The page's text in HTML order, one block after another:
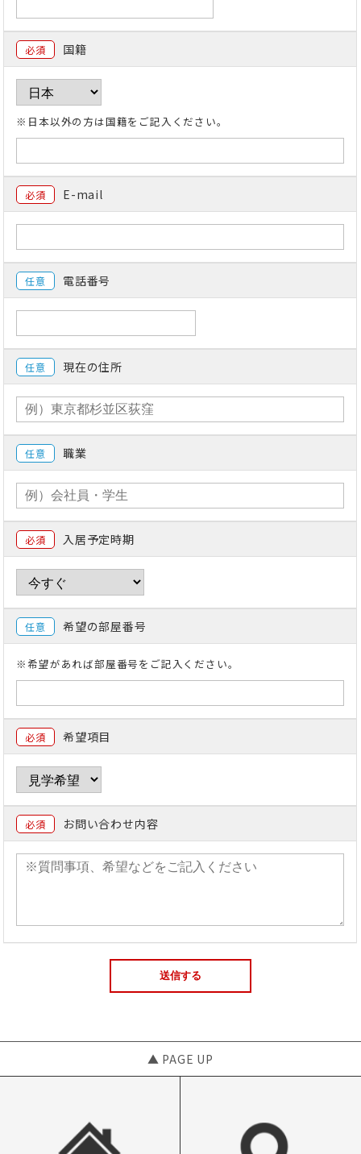
必須 国籍
※日本以外の方は国籍をご記入ください。
必須 E-mail
任意 電話番号
任意 現在の住所
任意 職業
必須 入居予定時期
任意 希望の部屋番号
※希望があれば部屋番号をご記入ください。
必須 希望項目
必須 お問い合わせ内容
▲ PAGE UP